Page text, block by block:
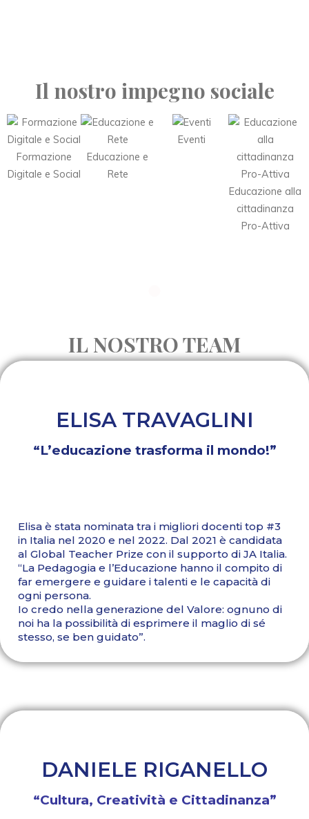
Il nostro impegno sociale
Formazione
Digitale e Social
Educazione e
Rete
Eventi
Educazione alla
cittadinanza
Pro-Attiva
IL NOSTRO TEAM
ELISA TRAVAGLINI
“L’educazione trasforma il mondo!”
Elisa è stata nominata tra i migliori docenti top #3
in Italia nel 2020 e nel 2022. Dal 2021 è candidata
al Global Teacher Prize con il supporto di JA Italia.
“La Pedagogia e l’Educazione hanno il compito di
far emergere e guidare i talenti e le capacità di
ogni persona.
Io credo nella generazione del Valore: ognuno di
noi ha la possibilità di esprimere il maglio di sé
stesso, se ben guidato”.
DANIELE RIGANELLO
“Cultura, Creatività e Cittadinanza”